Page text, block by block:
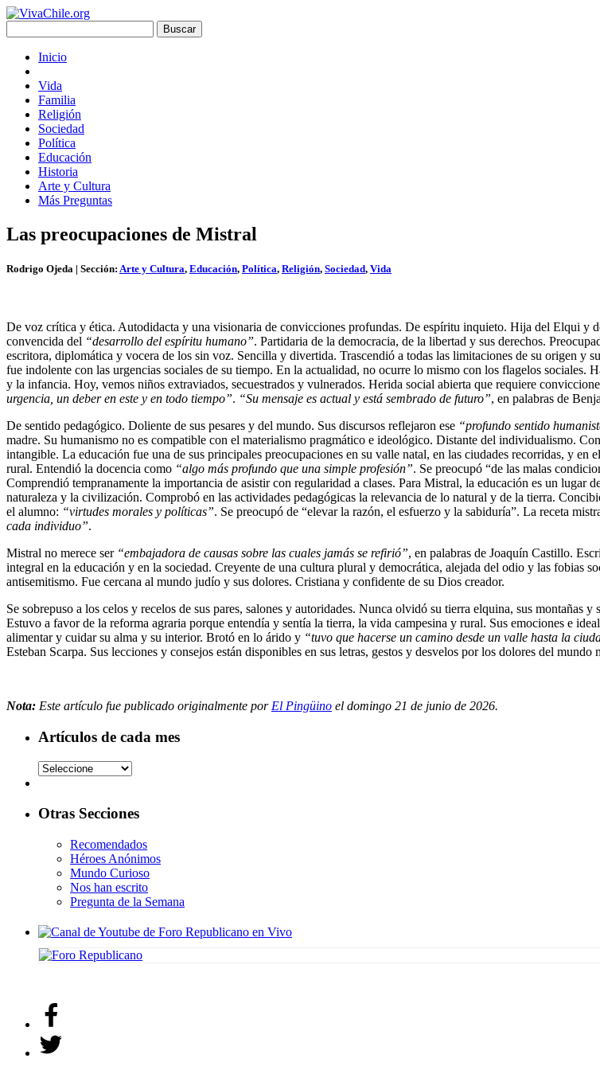
Inicio
Vida
Familia
Religión
Sociedad
Política
Educación
Historia
Arte y Cultura
Más Preguntas
Las preocupaciones de Mistral
Rodrigo Ojeda | Sección: Arte y Cultura, Educación, Política, Religión, Sociedad, Vida
De voz crítica y ética. Autodidacta y una visionaria de convicciones profundas. De espíritu inquieto. Hija del Elqui y
convencida del “desarrollo del espíritu humano”. Partidaria de la democracia, de la libertad y sus derechos.
escritora, diplomática y vocera de los sin voz. Sencilla y divertida. Trascendió a todas las limitaciones de su origen y
fue indolente con las urgencias sociales de su tiempo. En la actualidad, no ocurre lo mismo con los flagelos sociales.
y la infancia. Hoy, vemos niños extraviados, secuestrados y vulnerados. Herida social abierta que requiere
urgencia, un deber en este y en todo tiempo”. “Su mensaje es actual y está sembrado de futuro”, en palabras de
De sentido pedagógico. Doliente de sus pesares y del mundo. Sus discursos reflejaron ese “profundo sentido
madre. Su humanismo no es compatible con el materialismo pragmático e ideológico. Distante del individualismo.
intangible. La educación fue una de sus principales preocupaciones en su valle natal, en las ciudades recorridas, y
rural. Entendió la docencia como “algo más profundo que una simple profesión”. Se preocupó “de las malas
Comprendió tempranamente la importancia de asistir con regularidad a clases. Para Mistral, la educación es un
naturaleza y la civilización. Comprobó en las actividades pedagógicas la relevancia de lo natural y de la tierra.
el alumno: “virtudes morales y políticas”. Se preocupó de “elevar la razón, el esfuerzo y la sabiduría”. La receta
cada individuo”.
Mistral no merece ser “embajadora de causas sobre las cuales jamás se refirió”, en palabras de Joaquín Castillo.
integral en la educación y en la sociedad. Creyente de una cultura plural y democrática, alejada del odio y las fobias
antisemitismo. Fue cercana al mundo judío y sus dolores. Cristiana y confidente de su Dios creador.
Se sobrepuso a los celos y recelos de sus pares, salones y autoridades. Nunca olvidó su tierra elquina, sus
Estuvo a favor de la reforma agraria porque entendía y sentía la tierra, la vida campesina y rural. Sus emociones e
alimentar y cuidar su alma y su interior. Brotó en lo árido y “tuvo que hacerse un camino desde un valle hasta la
Esteban Scarpa. Sus lecciones y consejos están disponibles en sus letras, gestos y desvelos por los dolores del mundo
Nota: Este artículo fue publicado originalmente por El Pingüino el domingo 21 de junio de 2026.
Artículos de cada mes
Otras Secciones
Recomendados
Héroes Anónimos
Mundo Curioso
Nos han escrito
Pregunta de la Semana